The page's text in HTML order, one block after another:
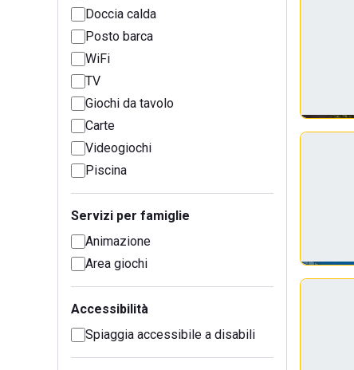
Doccia calda
Posto barca
WiFi
TV
Giochi da tavolo
Carte
Videogiochi
Piscina
Servizi per famiglie
Animazione
Area giochi
Accessibilità
Spiaggia accessibile a disabili